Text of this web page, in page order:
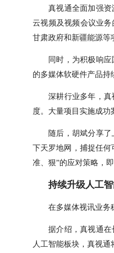
真视通全面加强
云视频及视频会议业
甘肃政府和新疆能源等
同时，为积极响
的多媒体软硬件产品持
深耕行业多年，
度。大量项目实施成功
随后，胡斌分享
下天罗地网，捕捉任何
准、狠”的应对策略，
持续升级人工
在多媒体视讯业务
据介绍，真视通
人工智能板块，真视